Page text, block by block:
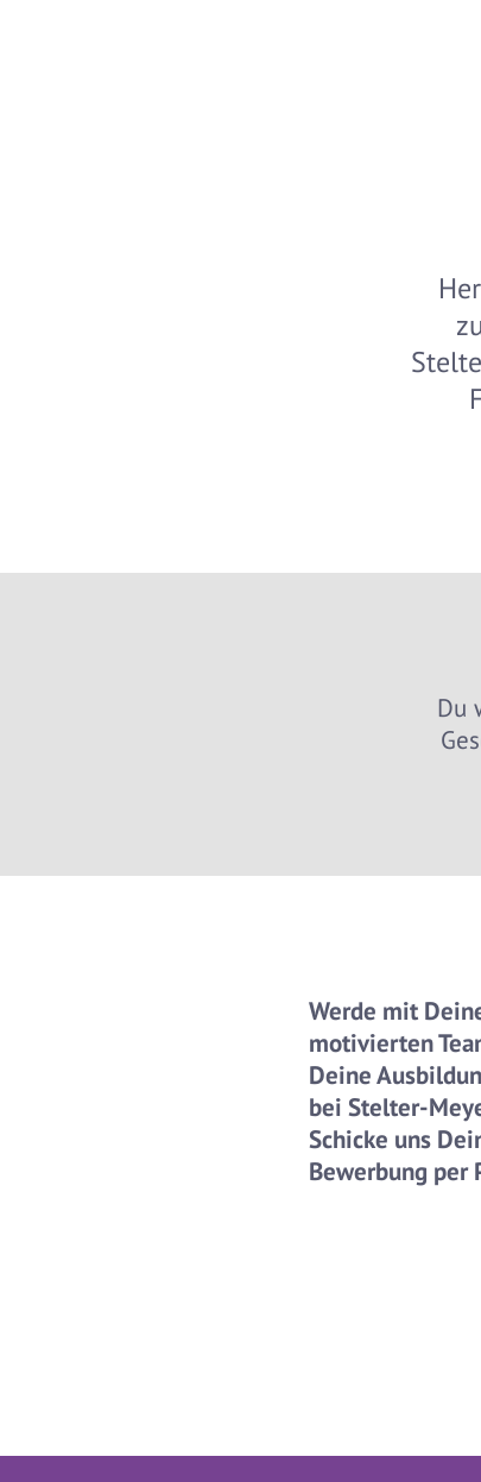
Du
Werde mit
motivierten
Deine
bei Stelter-
Schicke uns
Bewerbung per